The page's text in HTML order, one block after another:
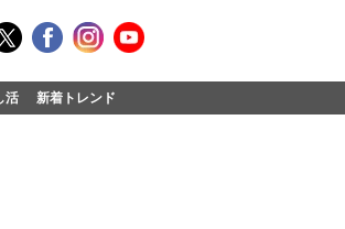
活 新着トレンド